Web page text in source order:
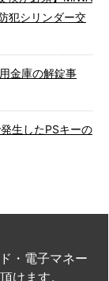
犯シリンダー交
金庫の解錠事
生したPSキーの
・電子マネー
けます。